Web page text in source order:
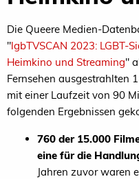
Die Queere Medien-
"lgbTVSCAN 2023: LGBT-
Heimkino und Streaming"
Fernsehen ausgestrahlten
mit einer Laufzeit von 90
folgenden Ergebnissen
760 der 15.000
eine für die
Jahren zuvor waren